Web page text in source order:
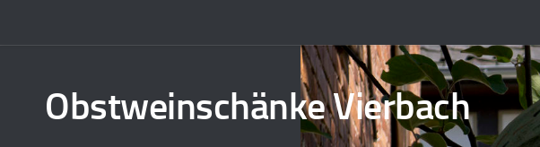
Obstweinschänke Vierbach